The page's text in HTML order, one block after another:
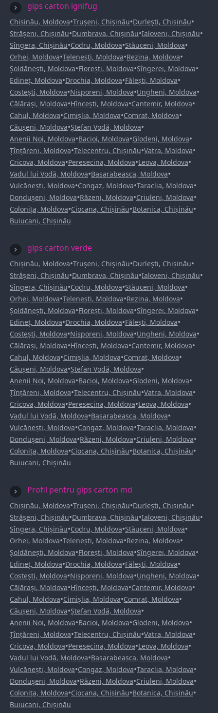
gips carton ignifug
Chișinău, Moldova•Trușeni, Chișinău•Durlești, Chișinău•
Strășeni, Chișinău•Dumbrava, Chișinău•Ialoveni, Chișinău•
Sîngera, Chișinău•Codru, Moldova•Stăuceni, Moldova•
Orhei, Moldova•Telenești, Moldova•Rezina, Moldova•
Șoldănești, Moldova•Florești, Moldova•Sîngerei, Moldova•
Edineț, Moldova•Drochia, Moldova•Fălești, Moldova•
Costești, Moldova•Nisporeni, Moldova•Ungheni, Moldova•
Călărași, Moldova•Hîncești, Moldova•Cantemir, Moldova•
Cahul, Moldova•Cimișlia, Moldova•Comrat, Moldova•
Căușeni, Moldova•Ștefan Vodă, Moldova•
Anenii Noi, Moldova•Bacioi, Moldova•Glodeni, Moldova•
Țînțăreni, Moldova•Telecentru, Chișinău•Vatra, Moldova•
Cricova, Moldova•Peresecina, Moldova•Leova, Moldova•
Vadul lui Vodă, Moldova•Basarabeasca, Moldova•
Vulcănești, Moldova•Congaz, Moldova•Taraclia, Moldova•
Dondușeni, Moldova•Răzeni, Moldova•Criuleni, Moldova•
Colonița, Moldova•Ciocana, Chișinău•Botanica, Chișinău•
Buiucani, Chișinău
gips carton verde
Chișinău, Moldova•Trușeni, Chișinău•Durlești, Chișinău•
Strășeni, Chișinău•Dumbrava, Chișinău•Ialoveni, Chișinău•
Sîngera, Chișinău•Codru, Moldova•Stăuceni, Moldova•
Orhei, Moldova•Telenești, Moldova•Rezina, Moldova•
Șoldănești, Moldova•Florești, Moldova•Sîngerei, Moldova•
Edineț, Moldova•Drochia, Moldova•Fălești, Moldova•
Costești, Moldova•Nisporeni, Moldova•Ungheni, Moldova•
Călărași, Moldova•Hîncești, Moldova•Cantemir, Moldova•
Cahul, Moldova•Cimișlia, Moldova•Comrat, Moldova•
Căușeni, Moldova•Ștefan Vodă, Moldova•
Anenii Noi, Moldova•Bacioi, Moldova•Glodeni, Moldova•
Țînțăreni, Moldova•Telecentru, Chișinău•Vatra, Moldova•
Cricova, Moldova•Peresecina, Moldova•Leova, Moldova•
Vadul lui Vodă, Moldova•Basarabeasca, Moldova•
Vulcănești, Moldova•Congaz, Moldova•Taraclia, Moldova•
Dondușeni, Moldova•Răzeni, Moldova•Criuleni, Moldova•
Colonița, Moldova•Ciocana, Chișinău•Botanica, Chișinău•
Buiucani, Chișinău
Profil pentru gips carton md
Chișinău, Moldova•Trușeni, Chișinău•Durlești, Chișinău•
Strășeni, Chișinău•Dumbrava, Chișinău•Ialoveni, Chișinău•
Sîngera, Chișinău•Codru, Moldova•Stăuceni, Moldova•
Orhei, Moldova•Telenești, Moldova•Rezina, Moldova•
Șoldănești, Moldova•Florești, Moldova•Sîngerei, Moldova•
Edineț, Moldova•Drochia, Moldova•Fălești, Moldova•
Costești, Moldova•Nisporeni, Moldova•Ungheni, Moldova•
Călărași, Moldova•Hîncești, Moldova•Cantemir, Moldova•
Cahul, Moldova•Cimișlia, Moldova•Comrat, Moldova•
Căușeni, Moldova•Ștefan Vodă, Moldova•
Anenii Noi, Moldova•Bacioi, Moldova•Glodeni, Moldova•
Țînțăreni, Moldova•Telecentru, Chișinău•Vatra, Moldova•
Cricova, Moldova•Peresecina, Moldova•Leova, Moldova•
Vadul lui Vodă, Moldova•Basarabeasca, Moldova•
Vulcănești, Moldova•Congaz, Moldova•Taraclia, Moldova•
Dondușeni, Moldova•Răzeni, Moldova•Criuleni, Moldova•
Colonița, Moldova•Ciocana, Chișinău•Botanica, Chișinău•
Buiucani, Chișinău